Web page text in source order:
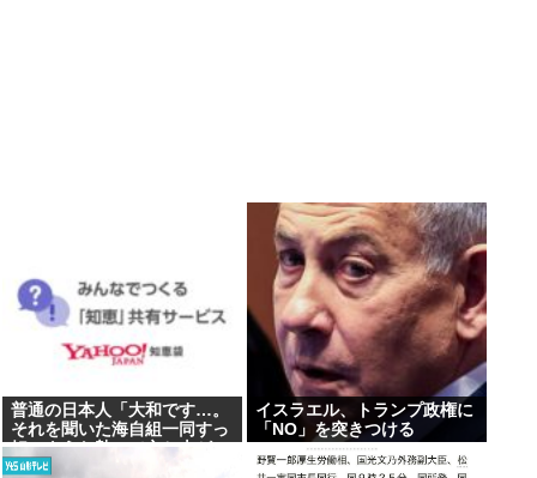
普通の日本人「大和です…。
それを聞いた海自組一同すっ
転ぶような勢いで立ち上が
り、直立不動で敬礼を送りま
イスラエル、トランプ政権に
「NO」を突きつける